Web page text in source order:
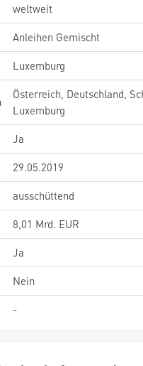
weltweit
Anleihen Gemischt
Luxemburg
Österreich, Deutschland,
Luxemburg
Ja
29.05.2019
ausschüttend
8,01 Mrd. EUR
Ja
Nein
-